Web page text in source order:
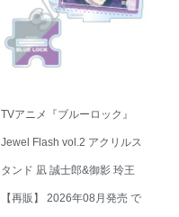
TVアニメ『ブルーロック』
Jewel Flash vol.2 アクリルス
タンド 凪 誠士郎&御影 玲王
【再販】 2026年08月発売 で